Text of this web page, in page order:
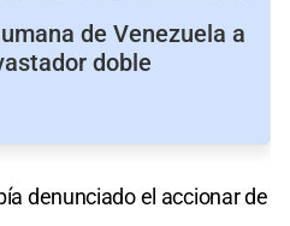
de Venezuela a
doble
denunciado el accionar de